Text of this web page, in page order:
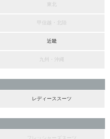
東北
甲信越・北陸
近畿
九州・沖縄
レディーススーツ
フレッシャーズスーツ